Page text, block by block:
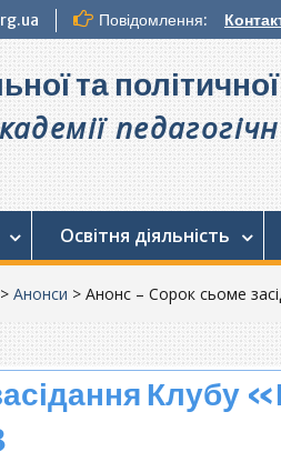
Повідомлення:
та
Освітня діяльність
> Анонси > Анонс – Сорок сьоме
Клубу